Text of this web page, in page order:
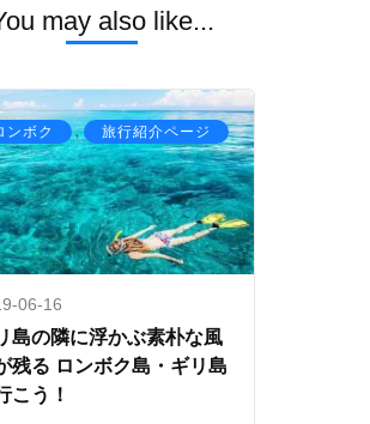
may also like...
ンボク , 旅行紹介ページ
06-16
島の隣に浮かぶ素朴な風
残る ロンボク島・ギリ島
こう！